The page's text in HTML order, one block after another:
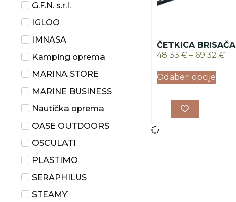
G.F.N. s.r.l.
IGLOO
IMNASA
Kamping oprema
MARINA STORE
MARINE BUSINESS
Nautička oprema
OASE OUTDOORS
OSCULATI
PLASTIMO
SERAPHILUS
STEAMY
ČETKICA BRISAČA
48.33 € – 69.32 €
Odaberi opcije